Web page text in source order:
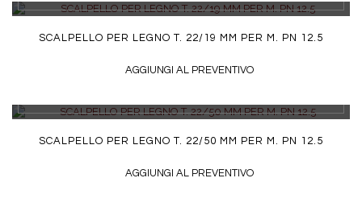
SCALPELLO PER LEGNO T. 22/19 MM PER M. PN 12.5
AGGIUNGI AL PREVENTIVO
SCALPELLO PER LEGNO T. 22/50 MM PER M. PN 12.5
AGGIUNGI AL PREVENTIVO